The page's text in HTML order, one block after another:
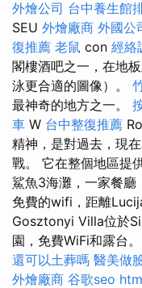
外燴公司 台中養生館
SEU 外燴廠商 外國公
復推薦 老鼠 con 經絡
閣樓酒吧之一，在地
泳更合適的圖像）。
最神奇的地方之一。
車 W 台中整復推薦
精神，是對過去，現
戰。 它在整個地區提
鯊魚3海灘，一家餐廳
免費的wifi，距離
Gosztonyi Villa位於
園，免費WiFi和露台
還可以土葬嗎 醫美做
外燴廠商 谷歌seo